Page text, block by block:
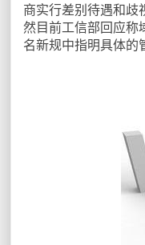
商实行差别待遇和歧
然目前工信部回应称
名新规中指明具体的